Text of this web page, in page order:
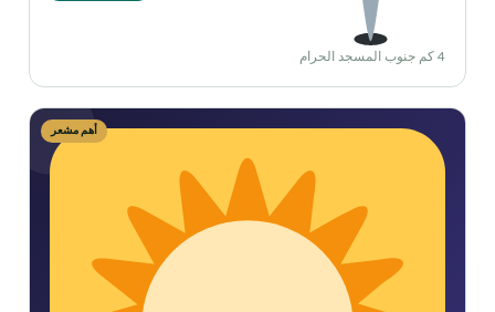
4 كم جنوب المسجد الحرام
أهم مشعر